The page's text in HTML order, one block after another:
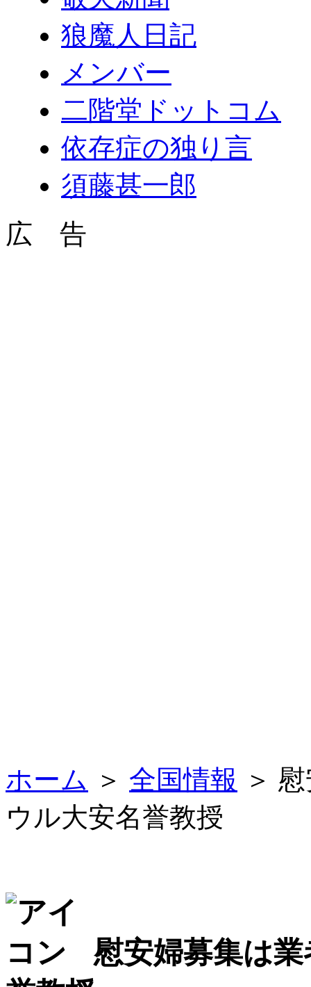
狼魔人日記
メンバー
二階堂ドットコム
依存症の独り言
須藤甚一郎
広 告
ホーム ＞ 全国情報 ＞
ウル大安名誉教授
慰安婦募集は